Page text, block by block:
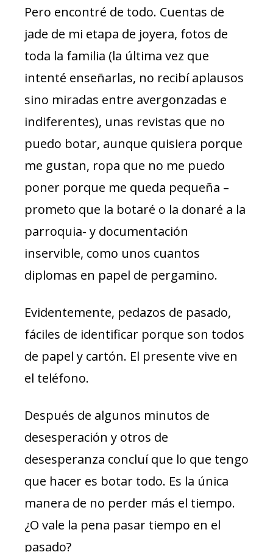
Pero encontré de todo. Cuentas de
jade de mi etapa de joyera, fotos de
toda la familia (la última vez que
intenté enseñarlas, no recibí aplausos
sino miradas entre avergonzadas e
indiferentes), unas revistas que no
puedo botar, aunque quisiera porque
me gustan, ropa que no me puedo
poner porque me queda pequeña –
prometo que la botaré o la donaré a la
parroquia- y documentación
inservible, como unos cuantos
diplomas en papel de pergamino.
Evidentemente, pedazos de pasado,
fáciles de identificar porque son todos
de papel y cartón. El presente vive en
el teléfono.
Después de algunos minutos de
desesperación y otros de
desesperanza concluí que lo que tengo
que hacer es botar todo. Es la única
manera de no perder más el tiempo.
¿O vale la pena pasar tiempo en el
pasado?